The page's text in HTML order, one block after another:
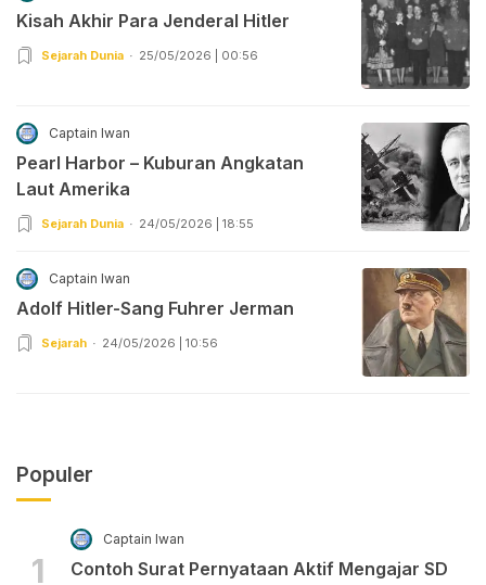
Kisah Akhir Para Jenderal Hitler
Sejarah Dunia 25/05/2026 | 00:56
Captain Iwan
Pearl Harbor – Kuburan Angkatan
Laut Amerika
Sejarah Dunia 24/05/2026 | 18:55
Captain Iwan
Adolf Hitler-Sang Fuhrer Jerman
Sejarah 24/05/2026 | 10:56
Populer
1
Captain Iwan
Contoh Surat Pernyataan Aktif Mengajar SD